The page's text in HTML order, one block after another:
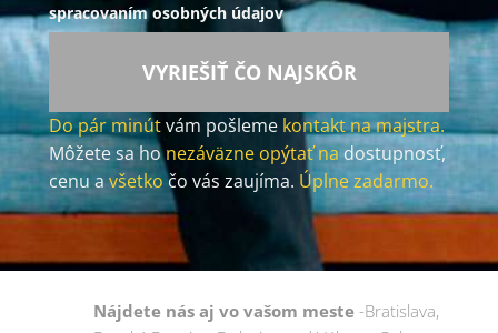
spracovaním osobných údajov
VYRIEŠIŤ ČO NAJSKÔR
Do pár minútvám pošleme kontakt na majstra.
Môžete sa honezáväzne opýtať na dostupnosť,
cenu avšetkočo vás zaujíma. Úplne zadarmo.
Nájdete nás aj vo vašom meste -Bratislava,